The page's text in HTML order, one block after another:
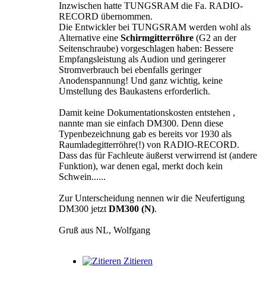
Inzwischen hatte TUNGSRAM die Fa. RADIO-
RECORD übernommen.
Die Entwickler bei TUNGSRAM werden wohl als
Alternative eine Schirmgitterröhre (G2 an der
Seitenschraube) vorgeschlagen haben: Bessere
Empfangsleistung als Audion und geringerer
Stromverbrauch bei ebenfalls geringer
Anodenspannung! Und ganz wichtig, keine
Umstellung des Baukastens erforderlich.
Damit keine Dokumentationskosten entstehen ,
nannte man sie einfach DM300. Denn diese
Typenbezeichnung gab es bereits vor 1930 als
Raumladegitterröhre(!) von RADIO-RECORD.
Dass das für Fachleute äußerst verwirrend ist (andere
Funktion), war denen egal, merkt doch kein
Schwein......
Zur Unterscheidung nennen wir die Neufertigung
DM300 jetzt DM300 (N).
Gruß aus NL, Wolfgang
Zitieren